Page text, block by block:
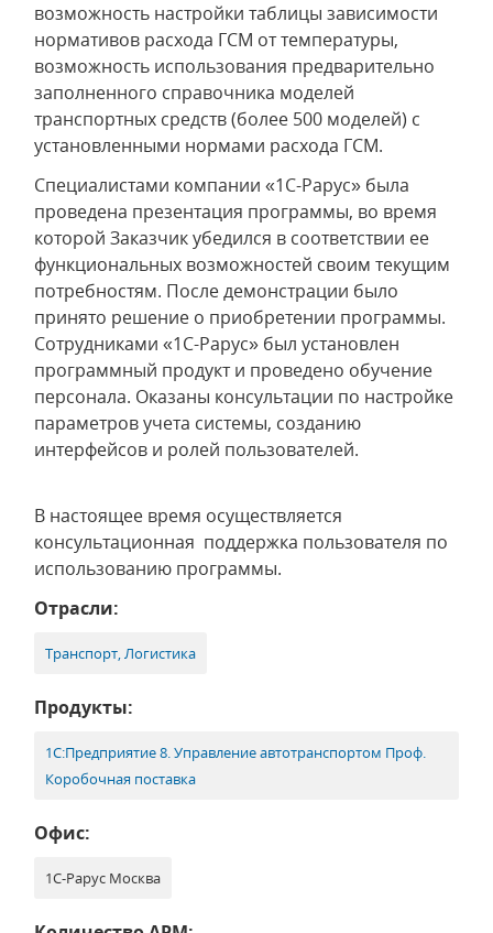
возможность настройки таблицы зависимости
нормативов расхода ГСМ от температуры,
возможность использования предварительно
заполненного справочника моделей
транспортных средств (более 500 моделей) с
установленными нормами расхода ГСМ.
Специалистами компании «1С-Рарус» была
проведена презентация программы, во время
которой Заказчик убедился в соответствии ее
функциональных возможностей своим текущим
потребностям. После демонстрации было
принято решение о приобретении программы.
Сотрудниками «1С-Рарус» был установлен
программный продукт и проведено обучение
персонала. Оказаны консультации по настройке
параметров учета системы, созданию
интерфейсов и ролей пользователей.
В настоящее время осуществляется
консультационная поддержка пользователя по
использованию программы.
Отрасли:
Транспорт, Логистика
Продукты:
1С:Предприятие 8. Управление автотранспортом Проф.
Коробочная поставка
Офис:
1С-Рарус Москва